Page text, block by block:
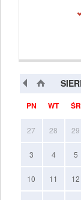
PN WT ŚR
27 28 29
3 4 5
10 11 12